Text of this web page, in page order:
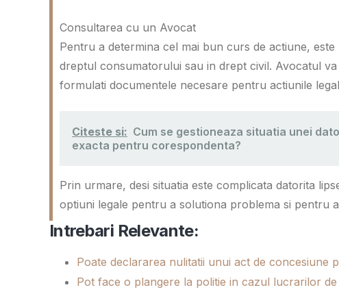
Consultarea cu un Avocat
Pentru a determina cel mai bun curs de actiune,
dreptul consumatorului sau in drept civil. Avocatul
formulati documentele necesare pentru actiunile
Citeste si: Cum se gestioneaza situatia unei
exacta pentru corespondenta?
Prin urmare, desi situatia este complicata datorita
optiuni legale pentru a solutiona problema si pentru
Intrebari Relevante:
Poate declararea nulitatii unui act de
Pot face o plangere la politie in cazul lucrarilor